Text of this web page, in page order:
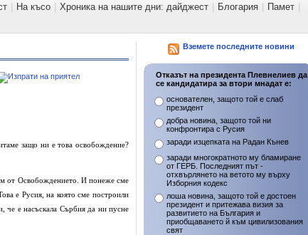
На късо Хроника на нашите дни: дайджест Блогария Памет
защо ни е това освобождение?
от Освобождението. И понеже сме
е Русия, на която сме построили
че е насъскала Сърбия да ни пусне
Вземете последните новини
Отказът на президента Плевнелиев да
се кандидатира за втори мнадат е:
основателен, защото той е слаб
президент
добра новина, защото той ни
конфронтира с Русия
заради изцепката на Радан Кънев
заради многократното му бламиране
от ГЕРБ. Последният път -
отхвърлянето на ветото му върху
Изборния кодекс
лоша новина, защото той е достоен
президент и притежава визия за
развитието на България и
приобщаването й към цивилизования
свят